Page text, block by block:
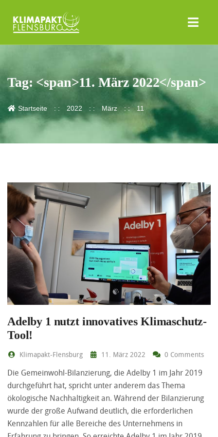
Tag: <span>11. März 2022</span>
Startseite 2022 März 11
Adelby 1 nutzt innovatives Klimaschutz-
Tool!
Klimapakt-Flensburg 11. März 2022 0 Comments
Die Gemeinwohl-Bilanzierung, die Adelby 1 im Jahr 2019
durchgeführt hat, spricht unter anderem das Thema
ökologische Nachhaltigkeit an. Während der Bilanzierung
wurde der große Aufwand deutlich, die erforderlichen
Kennzahlen für alle Bereiche des Unternehmens in